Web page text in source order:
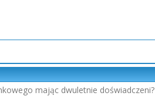
mając dwuletnie doświadczeni?